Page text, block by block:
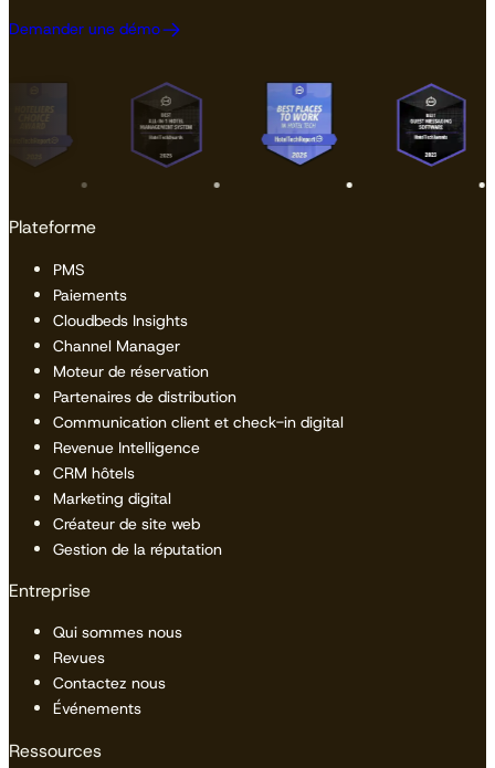
Demander une démo
Plateforme
PMS
Paiements
Cloudbeds Insights
Channel Manager
Moteur de réservation
Partenaires de distribution
Communication client et check-in digital
Revenue Intelligence
CRM hôtels
Marketing digital
Créateur de site web
Gestion de la réputation
Entreprise
Qui sommes nous
Revues
Contactez nous
Événements
Ressources